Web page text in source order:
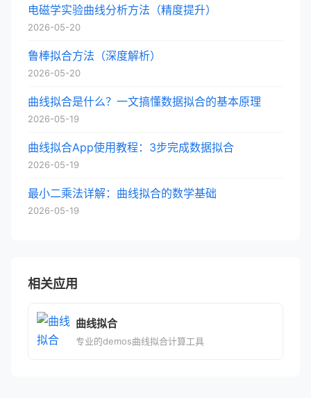
电磁学实验曲线分析方法（精度提升）
2026-05-20
鲁棒拟合方法（深度解析）
2026-05-20
曲线拟合是什么？一文搞懂数据拟合的基本原理
2026-05-19
曲线拟合App使用教程：3步完成数据拟合
2026-05-19
最小二乘法详解：曲线拟合的数学基础
2026-05-19
相关应用
曲线拟合
专业的demos曲线拟合计算工具